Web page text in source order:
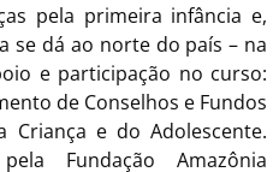
pela primeira infância e,
se dá ao norte do país – na
e participação no curso:
de Conselhos e Fundos
Criança e do Adolescente.
Fundação Amazônia